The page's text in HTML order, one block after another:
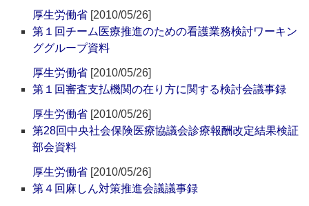
厚生労働省 [2010/05/26]
第１回チーム医療推進のための看護業務検討ワーキン
ググループ資料
厚生労働省 [2010/05/26]
第１回審査支払機関の在り方に関する検討会議事録
厚生労働省 [2010/05/26]
第28回中央社会保険医療協議会診療報酬改定結果検証
部会資料
厚生労働省 [2010/05/26]
第４回麻しん対策推進会議議事録